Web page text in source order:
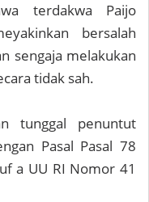
terdakwa Paijo
bersalah
sengaja melakukan
tidak sah.
tunggal penuntut
Pasal Pasal 78
a UU RI Nomor 41